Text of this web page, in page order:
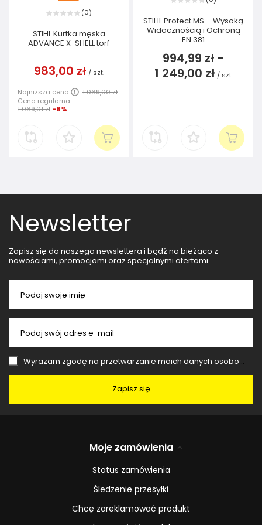
(0)
STIHL Kurtka męska
ADVANCE X-SHELL torf
983,00 zł / szt.
Najniższa cena:
1 069,00 zł
Cena regularna:
1 069,01 zł -8%
STIHL Protect MS – Wysoką
Widocznością i Ochroną
EN 381
994,99 zł -
1 249,00 zł / szt.
Newsletter
Zapisz się do naszego newslettera i bądź na bieżąco z
nowościami, promocjami oraz specjalnymi ofertami.
Podaj swoje imię
Podaj swój adres e-mail
Wyrażam zgodę na przetwarzanie moich danych osobowych (adres e-mail) na potrzeby wysyłki newslettera z informacją handlową (marketing). Więcej w
Zapisz się
Moje zamówienia
Status zamówienia
Śledzenie przesyłki
Chcę zareklamować produkt